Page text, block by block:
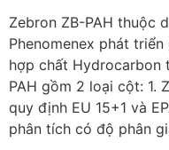
Zebron ZB-PAH thuộc
Phenomenex phát
hợp chất Hydrocarbon
PAH gồm 2 loại cột: 1.
quy định EU 15+1 và
phân tích có độ phân